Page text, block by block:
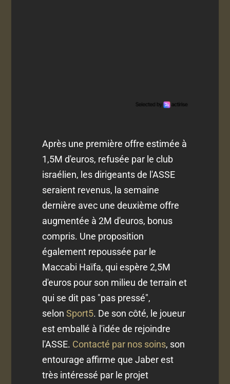
Après une première offre estimée à
1,5M d'euros, refusée par le club
israélien, les dirigeants de l'ASSE
seraient revenus, la semaine
dernière avec une deuxième offre
augmentée à 2M d'euros, bonus
compris. Une proposition
également repoussée par le
Maccabi Haïfa, qui espère 2,5M
d'euros pour son milieu de terrain et
qui se dit pas "pas pressé",
selonSport5. De son côté, le joueur
est emballé à l'idée de rejoindre
l'ASSE. Contacté par nos soins, son
entourage affirme que Jaber est
très intéressé par le projet